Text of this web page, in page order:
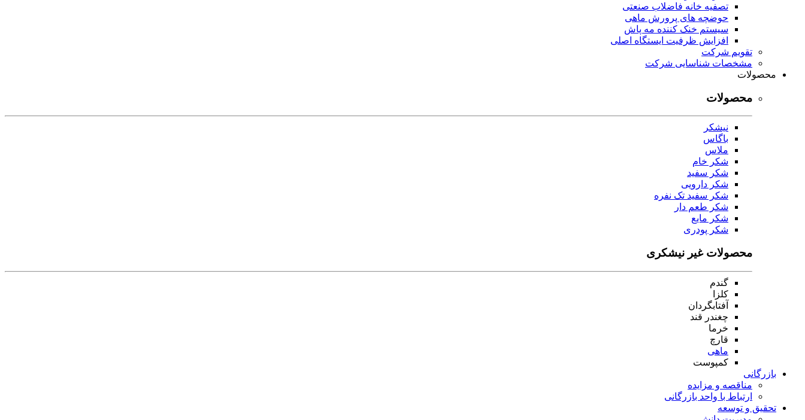
تصفیه خانه فاضلاب صنعتی
حوضچه های پرورش ماهی
سیستم خنک کننده مه پاش
افزایش ظرفیت ایستگاه اصلی
تقویم شرکت
مشخصات شناسایی شرکت
محصولات
محصولات
نیشکر
باگاس
ملاس
شکر خام
شکر سفید
شکر دارویی
شکر سفید تک نفره
شکر طعم دار
شکر مایع
شکر پودری
محصولات غیر نیشکری
گندم
کلزا
آفتابگردان
چغندر قند
خرما
قارچ
ماهی
کمپوست
بازرگانی
مناقصه و مزایده
ارتباط با واحد بازرگانی
تحقیق و توسعه